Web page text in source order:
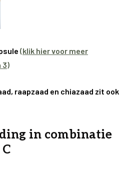
(klik hier voor meer
3)
raapzaad en chiazaad zit ook
in combinatie